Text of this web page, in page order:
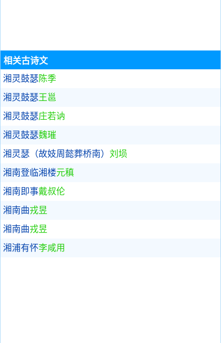
相关古诗文
湘灵鼓瑟陈季
湘灵鼓瑟王邕
湘灵鼓瑟庄若讷
湘灵鼓瑟魏璀
湘灵瑟（故妓周懿葬桥南） 刘埙
湘南登临湘楼元稹
湘南即事戴叔伦
湘南曲戎昱
湘南曲戎昱
湘浦有怀李咸用